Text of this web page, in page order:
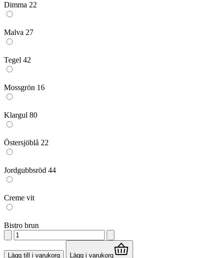
Dimma 22
Malva 27
Tegel 42
Mossgrön 16
Klargul 80
Östersjöblå 22
Jordgubbsröd 44
Creme vit
Bistro brun
Lilla
Åland
barnstol
Lägg till i varukorg Lägg i varukorg